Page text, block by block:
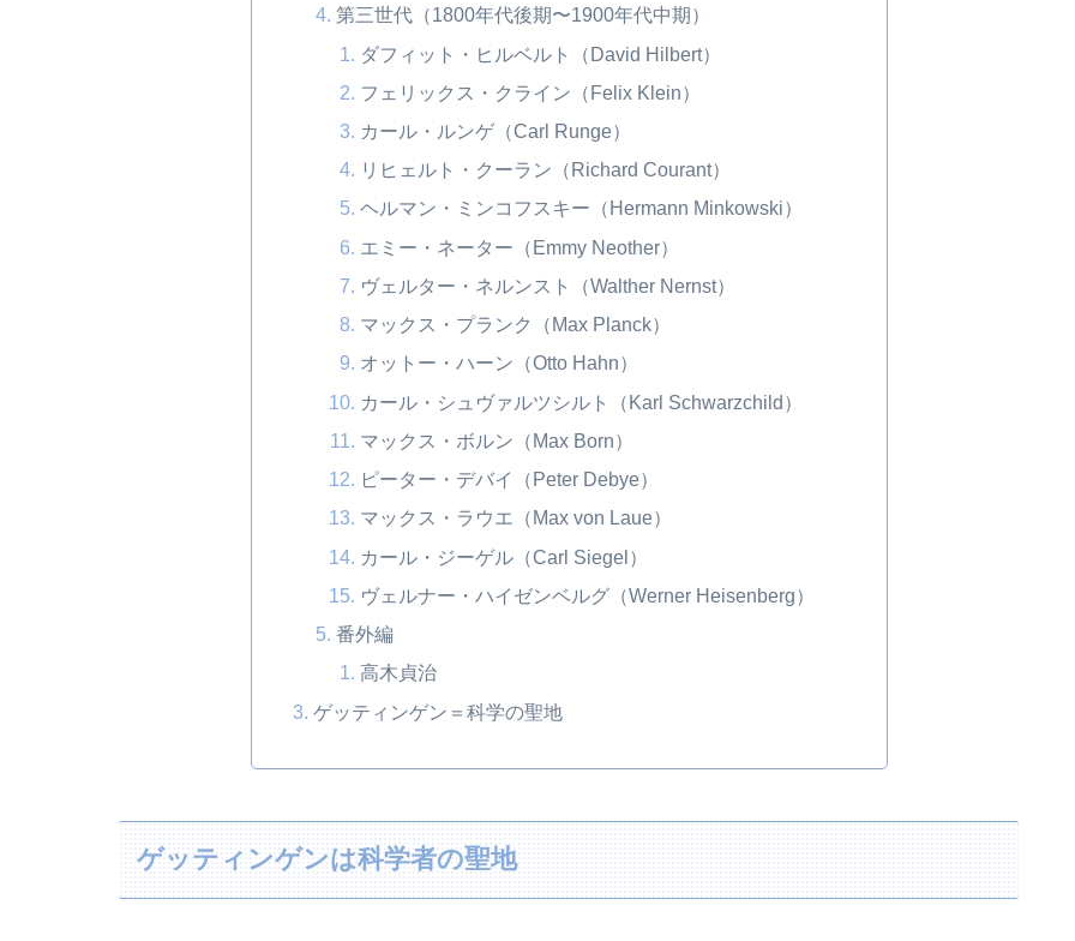
第三世代（1800年代後期〜1900年代中期）
ダフィット・ヒルベルト（David Hilbert）
フェリックス・クライン（Felix Klein）
カール・ルンゲ（Carl Runge）
リヒェルト・クーラン（Richard Courant）
ヘルマン・ミンコフスキー（Hermann Minkowski）
エミー・ネーター（Emmy Neother）
ヴェルター・ネルンスト（Walther Nernst）
マックス・プランク（Max Planck）
オットー・ハーン（Otto Hahn）
カール・シュヴァルツシルト（Karl Schwarzchild）
マックス・ボルン（Max Born）
ピーター・デバイ（Peter Debye）
マックス・ラウエ（Max von Laue）
カール・ジーゲル（Carl Siegel）
ヴェルナー・ハイゼンベルグ（Werner Heisenberg）
番外編
高木貞治
ゲッティンゲン＝科学の聖地
ゲッティンゲンは科学者の聖地